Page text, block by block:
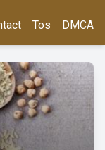
Tos DMCA